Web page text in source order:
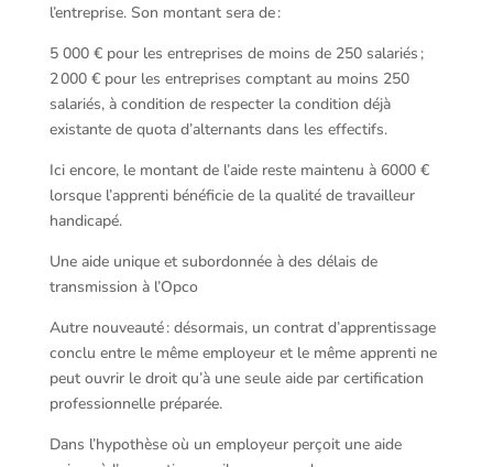
l’entreprise. Son montant sera de :
5 000 € pour les entreprises de moins de 250 salariés ;
2 000 € pour les entreprises comptant au moins 250
salariés, à condition de respecter la condition déjà
existante de quota d’alternants dans les effectifs.
Ici encore, le montant de l’aide reste maintenu à 6000 €
lorsque l’apprenti bénéficie de la qualité de travailleur
handicapé.
Une aide unique et subordonnée à des délais de
transmission à l’Opco
Autre nouveauté : désormais, un contrat d’apprentissage
conclu entre le même employeur et le même apprenti ne
peut ouvrir le droit qu’à une seule aide par certification
professionnelle préparée.
Dans l’hypothèse où un employeur perçoit une aide